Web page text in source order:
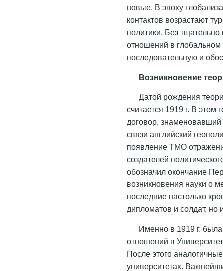
новые. В эпоху
контактов возрастают
политики. Без
отношений в
последовательную и
Возникновение
Датой рождения
считается 1919 г. В
договор,
связи английский
появление ТМО
создателей
обозначил окончание
возникновения науки о
последние настолько
дипломатов и солдат, но
Именно в 1919 г.
отношений в
После этого
университетах.